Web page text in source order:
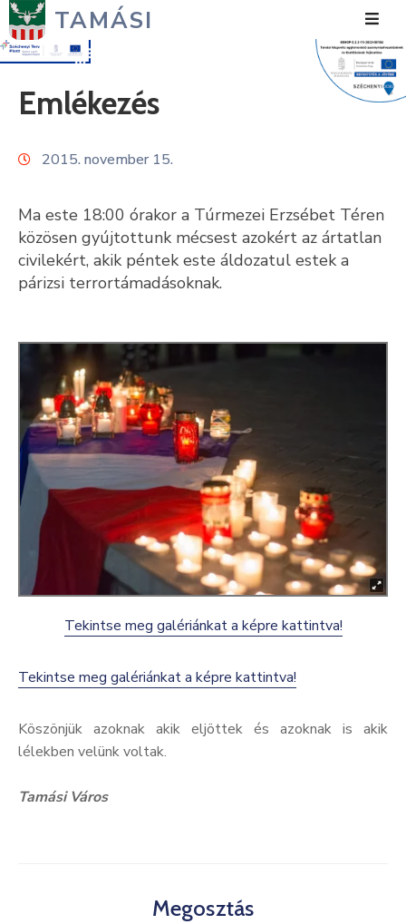
TAMÁSI
Önkormányzat
Hivatal
Közérdekű
Fejlesztések
Média
Kultúra
Keresés
Emlékezés
2015. november 15.
Ma este 18:00 órakor a Túrmezei Erzsébet Téren
közösen gyújtottunk mécsest azokért az ártatlan
civilekért, akik péntek este áldozatul estek a
párizsi terrortámadásoknak.
Tekintse meg galériánkat a képre kattintva!
Tekintse meg galériánkat a képre kattintva!
Köszönjük azoknak akik eljöttek és azoknak is akik
lélekben velünk voltak.
Tamási Város
Megosztás